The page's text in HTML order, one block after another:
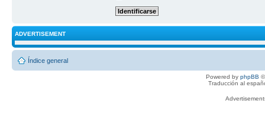
ADVERTISEMENT
Índice general
Powered by phpBB
Traducción al